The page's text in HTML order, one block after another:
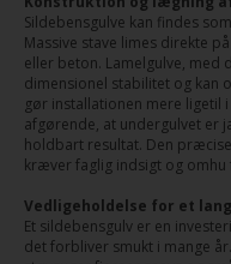
Sildebensgulve kan findes
Massive stave limes direkte
eller beton. Lamelgulve, med
dimensionel stabilitet og kan
gør installationen mere ligetil
afgørende, at undergulvet er
holdbart resultat. Den
kræver faglig indsigt og
Vedligeholdelse for et
Et sildebensgulv er en
det forbliver smukt i mange